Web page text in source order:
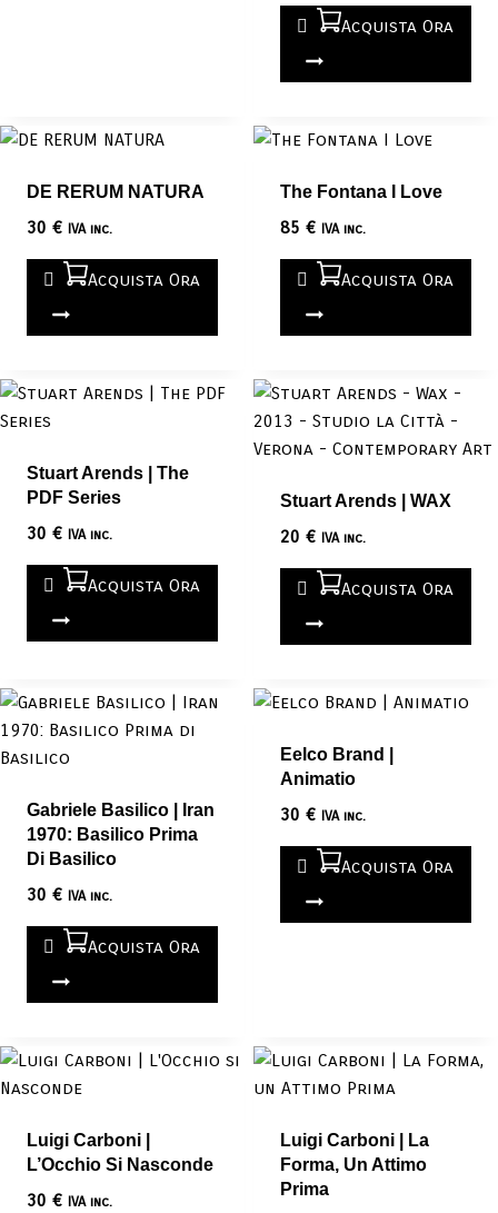
Acquista Ora
DE RERUM NATURA
30 € IVA inc.
Acquista Ora
The Fontana I Love
85 € IVA inc.
Acquista Ora
Stuart Arends | The
PDF Series
30 € IVA inc.
Acquista Ora
Stuart Arends | WAX
20 € IVA inc.
Acquista Ora
Gabriele Basilico | Iran
1970: Basilico Prima
Di Basilico
30 € IVA inc.
Acquista Ora
Eelco Brand |
Animatio
30 € IVA inc.
Acquista Ora
Luigi Carboni |
L’Occhio Si Nasconde
30 € IVA inc.
Luigi Carboni | La
Forma, Un Attimo
Prima